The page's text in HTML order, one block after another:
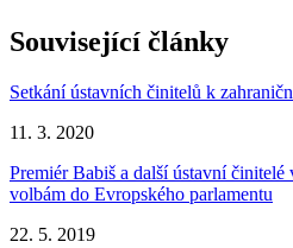
Související články
Setkání ústavních činitelů k
11. 3. 2020
Premiér Babiš a další ústavní
volbám do Evropského parlamentu
22. 5. 2019